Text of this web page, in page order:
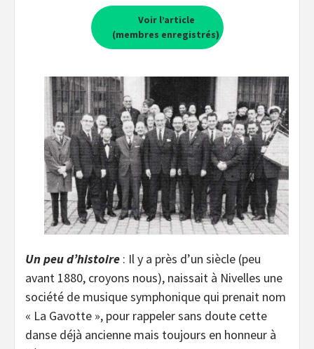
Voir l’article
(membres enregistrés)
Un peu d’histoire : Il y a près d’un siècle (peu
avant 1880, croyons nous), naissait à Nivelles une
société de musique symphonique qui prenait nom
« La Gavotte », pour rappeler sans doute cette
danse déjà ancienne mais toujours en honneur à